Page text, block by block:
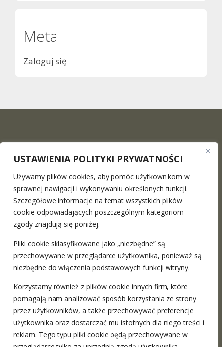
USTAWIENIA POLITYKI PRYWATNOŚCI
Używamy plików cookies, aby pomóc użytkownikom w
sprawnej nawigacji i wykonywaniu określonych funkcji.
Szczegółowe informacje na temat wszystkich plików
cookie odpowiadających poszczególnym kategoriom
zgody znajdują się poniżej.
Pliki cookie sklasyfikowane jako „niezbędne” są
przechowywane w przeglądarce użytkownika, ponieważ są
niezbędne do włączenia podstawowych funkcji witryny.
Korzystamy również z plików cookie innych firm, które
pomagają nam analizować sposób korzystania ze strony
przez użytkowników, a także przechowywać preferencje
użytkownika oraz dostarczać mu istotnych dla niego treści i
reklam. Tego typu pliki cookie będą przechowywane w
Meta
Zaloguj się
The Maciej Surowiec Law Firmis a place where you can
find a professional legal advice in the full range. We provide
remote onesmore
ADRESY:
Warszawa, ul. Nowy Świat 49 / 201
Katowice, ul. Francuska 35